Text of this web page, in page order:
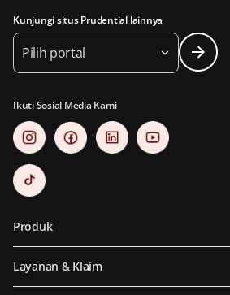
Kunjungi situs Prudential lainnya
Pilih portal
Ikuti Sosial Media Kami
Produk
Layanan & Klaim